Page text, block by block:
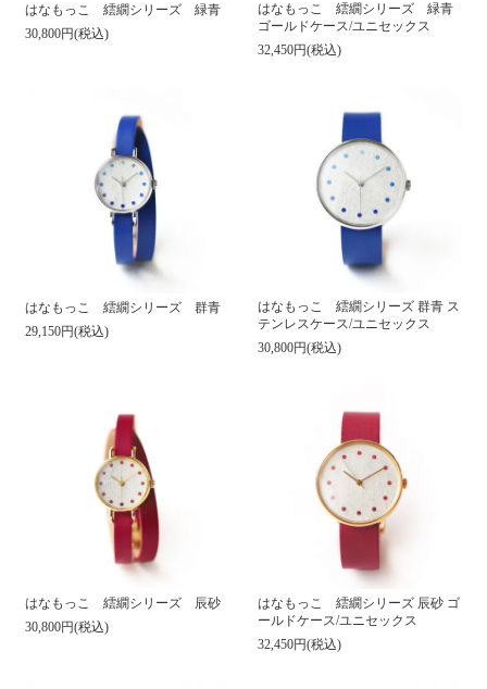
はなもっこ 繧繝シリーズ 緑青
30,800円(税込)
はなもっこ 繧繝シリーズ 緑青
ゴールドケース/ユニセックス
32,450円(税込)
はなもっこ 繧繝シリーズ 群青
29,150円(税込)
はなもっこ 繧繝シリーズ 群青 ス
テンレスケース/ユニセックス
30,800円(税込)
はなもっこ 繧繝シリーズ 辰砂
30,800円(税込)
はなもっこ 繧繝シリーズ 辰砂 ゴ
ールドケース/ユニセックス
32,450円(税込)